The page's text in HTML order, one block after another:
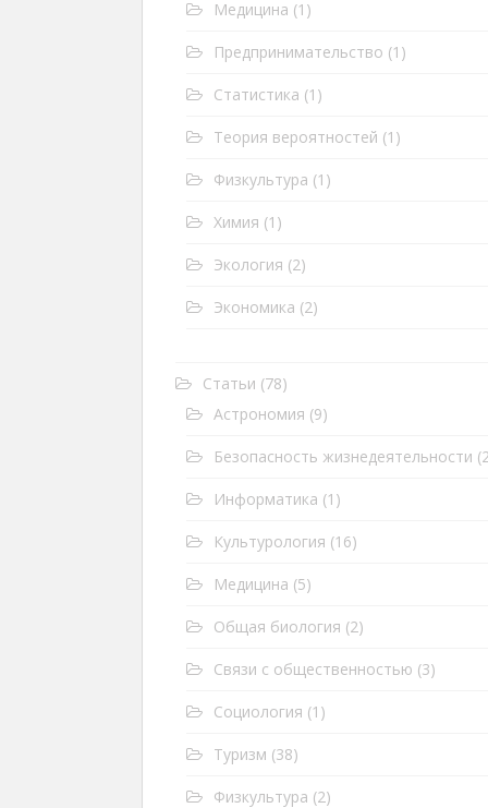
Медицина (1)
Предпринимательство (1)
Статистика (1)
Теория вероятностей (1)
Физкультура (1)
Химия (1)
Экология (2)
Экономика (2)
Статьи (78)
Астрономия (9)
Безопасность жизнедеятельности
Информатика (1)
Культурология (16)
Медицина (5)
Общая биология (2)
Связи с общественностью (3)
Социология (1)
Туризм (38)
Физкультура (2)